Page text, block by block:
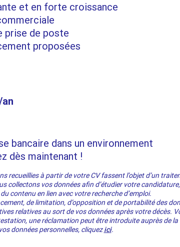
et en forte croissance
prise de poste
proposées
bancaire dans un environnement
dès maintenant !
recueillies à partir de votre CV fassent l’objet d’un
collectons vos données afin d’étudier votre
contenu en lien avec votre recherche d’emploi.
de limitation, d’opposition et de portabilité des
relatives au sort de vos données après votre décès.
une réclamation peut être introduite auprès de la
données personnelles, cliquezici.